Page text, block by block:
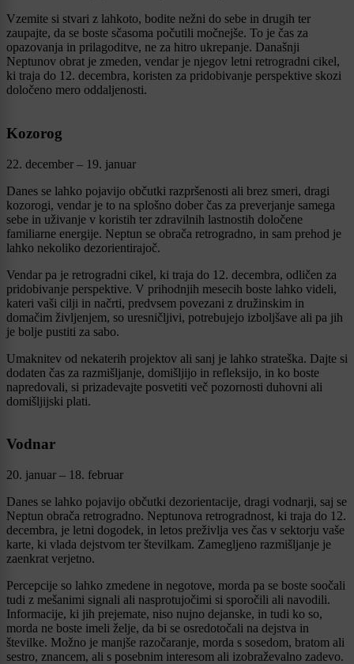
Vzemite si stvari z lahkoto, bodite nežni do sebe in drugih ter
zaupajte, da se boste sčasoma počutili močnejše. To je čas za
opazovanja in prilagoditve, ne za hitro ukrepanje. Današnji
Neptunov obrat je zmeden, vendar je njegov letni retrogradni cikel,
ki traja do 12. decembra, koristen za pridobivanje perspektive skozi
določeno mero oddaljenosti.
Kozorog
22. december – 19. januar
Danes se lahko pojavijo občutki razpršenosti ali brez smeri, dragi
kozorogi, vendar je to na splošno dober čas za preverjanje samega
sebe in uživanje v koristih ter zdravilnih lastnostih določene
familiarne energije. Neptun se obrača retrogradno, in sam prehod je
lahko nekoliko dezorientirajoč.
Vendar pa je retrogradni cikel, ki traja do 12. decembra, odličen za
pridobivanje perspektive. V prihodnjih mesecih boste lahko videli,
kateri vaši cilji in načrti, predvsem povezani z družinskim in
domačim življenjem, so uresničljivi, potrebujejo izboljšave ali pa jih
je bolje pustiti za sabo.
Umaknitev od nekaterih projektov ali sanj je lahko strateška. Dajte si
dodaten čas za razmišljanje, domišljijo in refleksijo, in ko boste
napredovali, si prizadevajte posvetiti več pozornosti duhovni ali
domišljijski plati.
Vodnar
20. januar – 18. februar
Danes se lahko pojavijo občutki dezorientacije, dragi vodnarji, saj se
Neptun obrača retrogradno. Neptunova retrogradnost, ki traja do 12.
decembra, je letni dogodek, in letos preživlja ves čas v sektorju vaše
karte, ki vlada dejstvom ter številkam. Zamegljeno razmišljanje je
zaenkrat verjetno.
Percepcije so lahko zmedene in negotove, morda pa se boste soočali
tudi z mešanimi signali ali nasprotujočimi si sporočili ali navodili.
Informacije, ki jih prejemate, niso nujno dejanske, in tudi ko so,
morda ne boste imeli želje, da bi se osredotočali na dejstva in
številke. Možno je manjše razočaranje, morda s sosedom, bratom ali
sestro, znancem, ali s posebnim interesom ali izobraževalno zadevo.